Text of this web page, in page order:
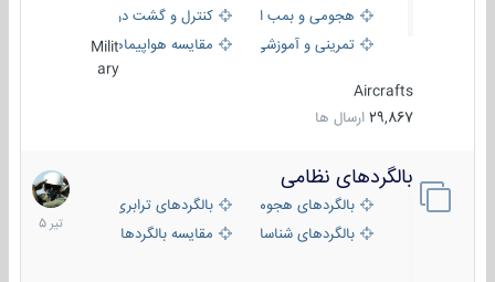
هجومی و بمب افکن
کنترل و گشت دریایی
تمرینی و آموزشی
مقایسه هواپیماهاMilit
ary
Aircrafts
29,867 ارسال ها
بالگردهای نظامی
بالگردهای هجومی
بالگردهای ترابری
بالگردهای شناسایی
مقایسه بالگردها
22
تیر
1405